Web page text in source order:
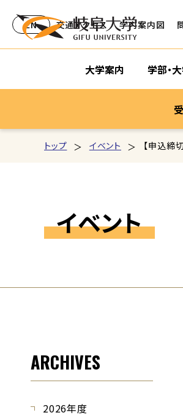
大学案内 学部・
EN 交通アクセス 学内案内図
トップ イベント 【申込締
イベント
ARCHIVES
2026年度